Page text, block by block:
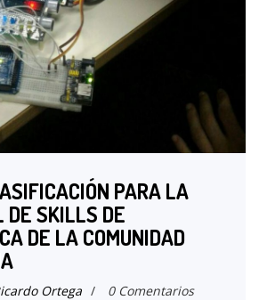
PARA LA
DE SKILLS DE
DE LA COMUNIDAD
Ortega / 0 Comentarios